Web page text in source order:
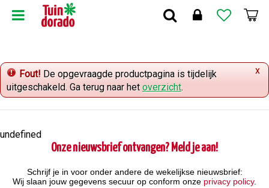
r
o
n
e
x
Fout! De opgevraagde productpagina is tijdelijk
uitgeschakeld. Ga terug naar hetoverzicht.
undefined
Onze nieuwsbrief ontvangen? Meld je aan!
Schrijf je in voor onder andere de wekelijkse nieuwsbrief:
Wij slaan jouw gegevens secuur op conform onze privacy policy.